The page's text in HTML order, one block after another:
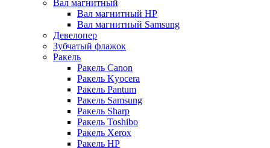
Вал магнитный
Вал магнитный HP
Вал магнитный Samsung
Девелопер
Зубчатый флажок
Ракель
Ракель Canon
Ракель Kyocera
Ракель Pantum
Ракель Samsung
Ракель Sharp
Ракель Toshibo
Ракель Xerox
Ракель НР